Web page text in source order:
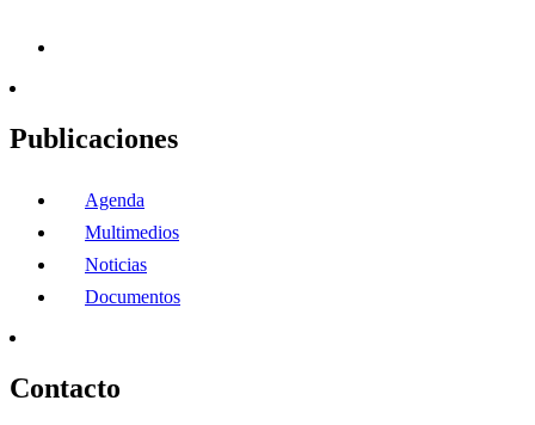
Publicaciones
Agenda
Multimedios
Noticias
Documentos
Contacto